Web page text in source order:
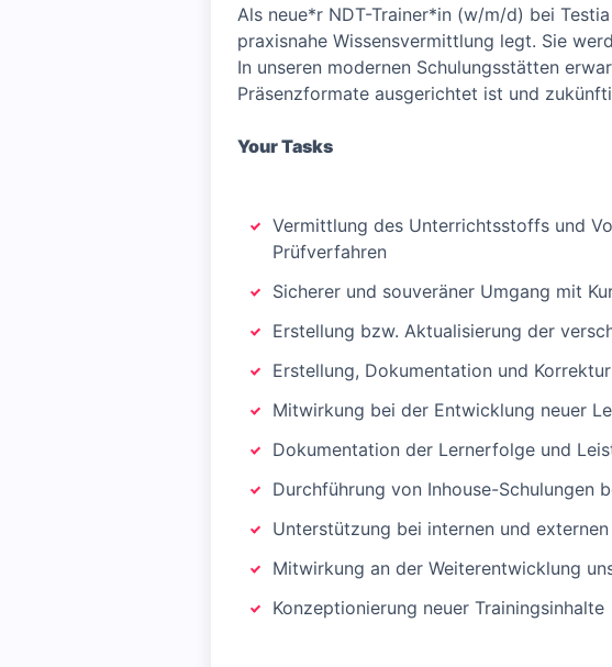
Als neue*r NDT-Trainer*in (w/m/d) bei
praxisnahe Wissensvermittlung legt. Sie
In unseren modernen Schulungsstätten
Präsenzformate ausgerichtet ist und
Your Tasks
Vermittlung des Unterrichtsstoffs und
Prüfverfahren
Sicherer und souveräner Umgang mit
Erstellung bzw. Aktualisierung der
Erstellung, Dokumentation und
Mitwirkung bei der Entwicklung neuer
Dokumentation der Lernerfolge und
Durchführung von Inhouse-Schulungen
Unterstützung bei internen und
Mitwirkung an der Weiterentwicklung
Konzeptionierung neuer Trainingsinhalte